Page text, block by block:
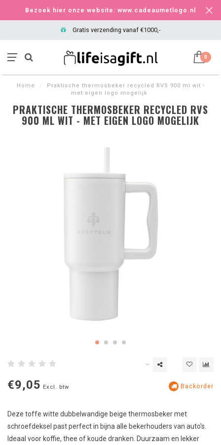
Bezoek hier onze website: www.cadeaumetlogo.nl
Gratis verzending vanaf €1000,-
0
Home /
Praktische thermosbeker recycled RVS 900 ml wit -
met eigen logo mogelijk
PRAKTISCHE THERMOSBEKER RECYCLED RVS
900 ML WIT - MET EIGEN LOGO MOGELIJK
€9,05 Excl. btw Backorder
Deze toffe witte dubbelwandige beige thermosbeker met
schroefdeksel past perfect in bijna alle bekerhouders van auto's.
Ideaal voor koffie, thee of koude dranken. Duurzaam en lekker